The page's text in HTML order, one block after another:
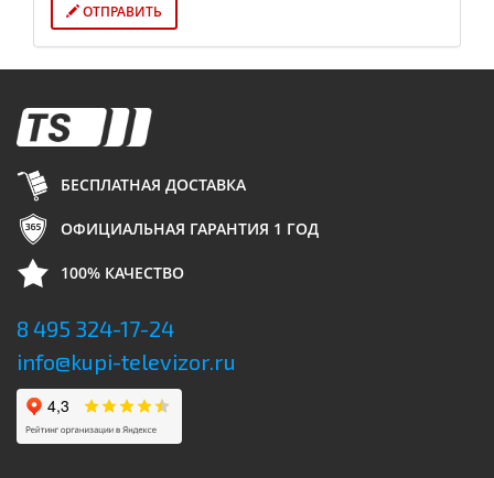
ОТПРАВИТЬ
БЕСПЛАТНАЯ ДОСТАВКА
ОФИЦИАЛЬНАЯ ГАРАНТИЯ 1 ГОД
100% КАЧЕСТВО
8 495 324-17-24
info@kupi-televizor.ru